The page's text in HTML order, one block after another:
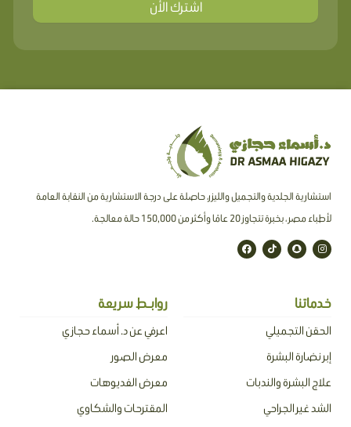
اشترك الأن
استشارية الجلدية والتجميل والليزر، حاصلة على درجة الاستشارية من النقابة العامة
لأطباء مصر ، بخبرة تتجاوز 20 عامًا وأكثر من 150,000 حالة معالجة.
I
n
s
a
S
n
a
a
t
T
i
k
F
a
c
خدماتنا
الحقن التجميلي
إبر نضارة البشرة
علاج البشرة والندبات
الشد غير الجراحي
روابـط سريعة
اعرفي عن د. أسماء حجازي
معرض الصور
معرض الفديوهات
المقترحات والشكاوي